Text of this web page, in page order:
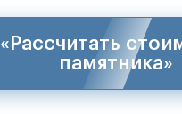
«Рассчитать
памятника»